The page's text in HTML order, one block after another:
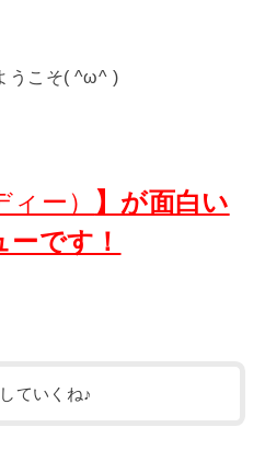
うこそ( ^ω^ )
ー） 】が面白い
です！
ていくね♪